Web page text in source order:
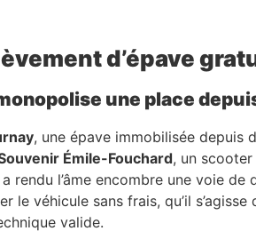
d’épave
une place
, une épave immobilisée depuis
Émile-Fouchard, un
rendu l’âme encombre une voie
le véhicule sans frais, qu’il
valide.